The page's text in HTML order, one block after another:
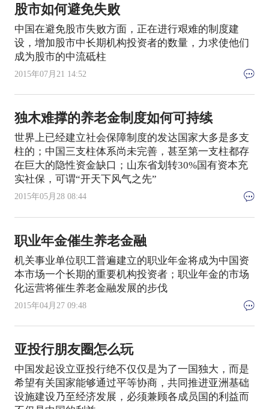
股市如何避免失败
中国在避免股市失败方面，正在进行艰难的制度建
设，增加股市中长期机构投资者的数量，力求使他们
成为股市的中流砥柱
2015年07月21 14:52
独木难撑的养老金制度如何可持续
世界上已经建立社会保障制度的发达国家大多是多支
柱的；中国三支柱体系尚未完善，甚至第一支柱都存
在巨大的隐性资金缺口；山东省划转30%国有资本充
实社保，可谓“开天下风气之先”
2015年05月28 08:44
职业年金催生养老金融
机关事业单位职工普遍建立的职业年金将成为中国资
本市场一个长期的重要机构投资者；职业年金的市场
化运营将催生养老金融发展的步伐
2015年04月27 09:48
亚投行朋友圈怎么玩
中国发起设立亚投行绝不仅仅是为了一国独大，而是
希望有关国家能够通过平等协商，共同推进亚洲基础
设施建设乃至经济发展，必须兼顾各成员国的利益而